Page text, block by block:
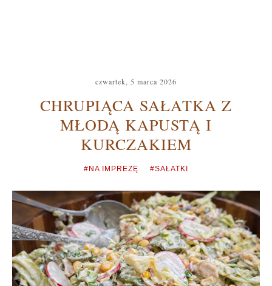
czwartek, 5 marca 2026
CHRUPIĄCA SAŁATKA Z
MŁODĄ KAPUSTĄ I
KURCZAKIEM
#NA IMPREZĘ #SAŁATKI